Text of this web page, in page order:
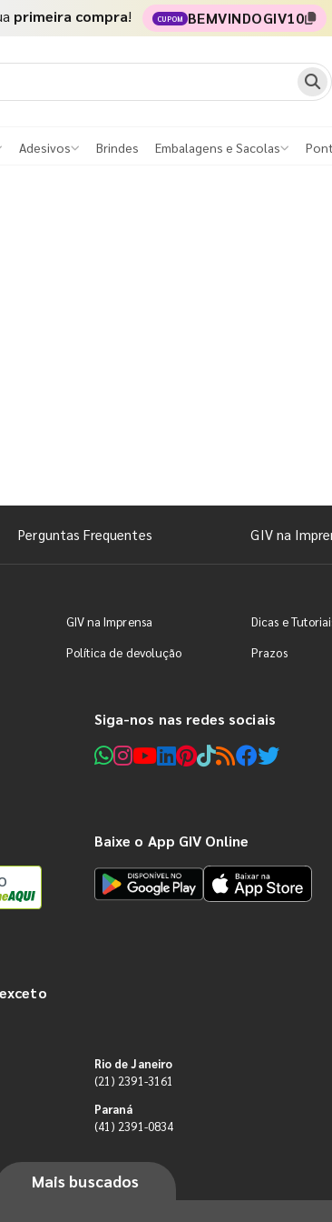
primeira compra! CUPOM BEMVINDOGIV10
Adesivos Brindes Embalagens e Sacolas
Perguntas Frequentes GIV na
GIV na Imprensa Dicas e
Política de devolução Prazos
Siga-nos nas redes sociais
Baixe o App GIV Online
Rio de Janeiro
(21) 2391-3161
Paraná
(41) 2391-0834
Mais buscados